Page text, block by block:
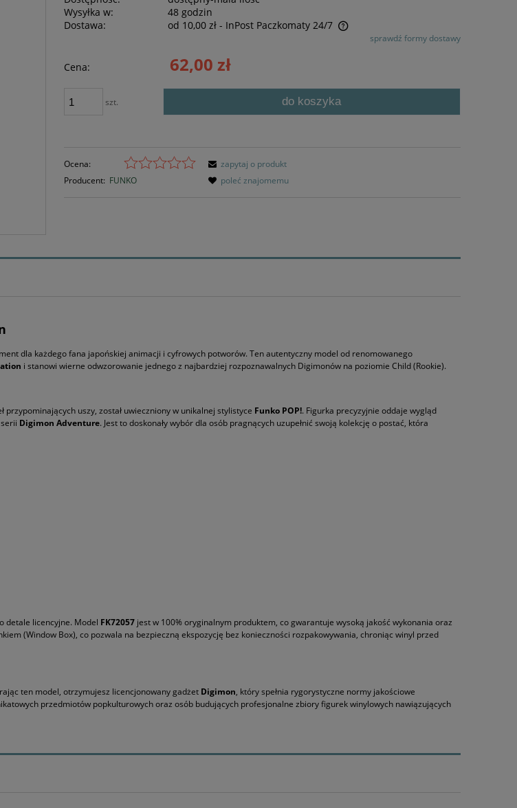
Wysyłka w:
48 godzin
Dostawa:
od 10,00 zł - InPost Paczkomaty 24/7
Cena nie zawiera ewentualnych kosztów
płatności
sprawdź formy dostawy
Cena: 62,00 zł
szt. do koszyka
Ocena:
Producent: FUNKO
zapytaj o produkt
poleć znajomemu
dla każdego fana japońskiej animacji i cyfrowych potworów. Ten autentyczny model od renomowanego
i stanowi wierne odwzorowanie jednego z najbardziej rozpoznawalnych Digimonów na poziomie Child (Rookie).
uszy, został uwieczniony w unikalnej stylistyce Funko POP!. Figurka precyzyjnie oddaje wygląd
Digimon Adventure. Jest to doskonały wybór dla osób pragnących uzupełnić swoją kolekcję o postać, która
detale licencyjne. Model FK72057 jest w 100% oryginalnym produktem, co gwarantuje wysoką jakość wykonania oraz
(Window Box), co pozwala na bezpieczną ekspozycję bez konieczności rozpakowywania, chroniąc winyl przed
ten model, otrzymujesz licencjonowany gadżet Digimon, który spełnia rygorystyczne normy jakościowe
przedmiotów popkulturowych oraz osób budujących profesjonalne zbiory figurek winylowych nawiązujących